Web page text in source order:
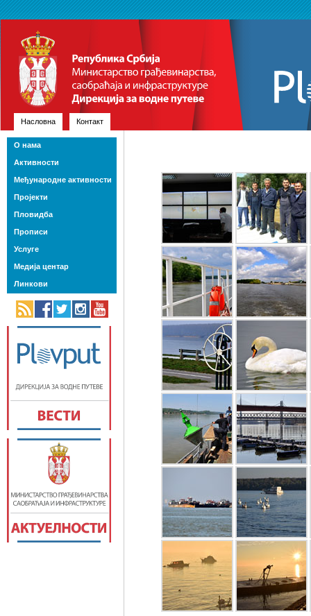
Насловна Контакт
О нама
Активности
Међународне активности
Пројекти
Пловидба
Прописи
Услуге
Медија центар
Линкови